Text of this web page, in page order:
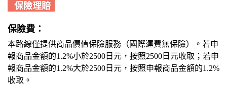
保險理賠
保險費：
本路線僅提供商品價值保險服務（國際運費無保險）。若申
報商品金額的1.2%小於2500日元，按照2500日元收取；若申
報商品金額的1.2%大於2500日元，按照申報商品金額的1.2%
收取。